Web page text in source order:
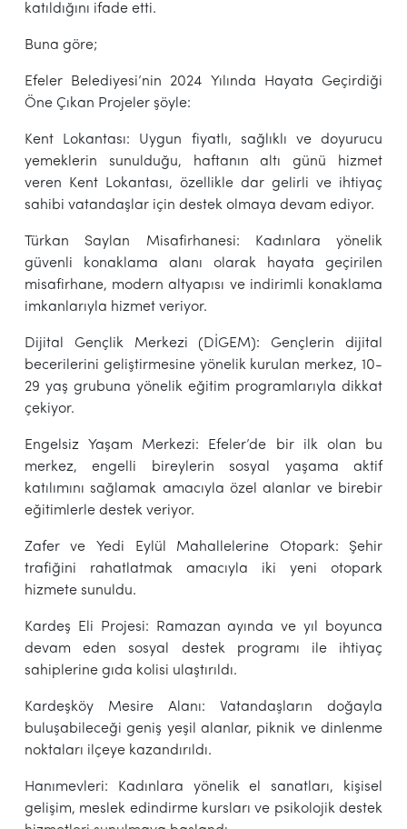
katıldığını ifade etti.
Buna göre;
Efeler Belediyesi’nin 2024 Yılında Hayata Geçirdiği
Öne Çıkan Projeler şöyle:
Kent Lokantası: Uygun fiyatlı, sağlıklı ve doyurucu
yemeklerin sunulduğu, haftanın altı günü hizmet
veren Kent Lokantası, özellikle dar gelirli ve ihtiyaç
sahibi vatandaşlar için destek olmaya devam ediyor.
Türkan Saylan Misafirhanesi: Kadınlara yönelik
güvenli konaklama alanı olarak hayata geçirilen
misafirhane, modern altyapısı ve indirimli konaklama
imkanlarıyla hizmet veriyor.
Dijital Gençlik Merkezi (DİGEM): Gençlerin dijital
becerilerini geliştirmesine yönelik kurulan merkez, 10-
29 yaş grubuna yönelik eğitim programlarıyla dikkat
çekiyor.
Engelsiz Yaşam Merkezi: Efeler’de bir ilk olan bu
merkez, engelli bireylerin sosyal yaşama aktif
katılımını sağlamak amacıyla özel alanlar ve birebir
eğitimlerle destek veriyor.
Zafer ve Yedi Eylül Mahallelerine Otopark: Şehir
trafiğini rahatlatmak amacıyla iki yeni otopark
hizmete sunuldu.
Kardeş Eli Projesi: Ramazan ayında ve yıl boyunca
devam eden sosyal destek programı ile ihtiyaç
sahiplerine gıda kolisi ulaştırıldı.
Kardeşköy Mesire Alanı: Vatandaşların doğayla
buluşabileceği geniş yeşil alanlar, piknik ve dinlenme
noktaları ilçeye kazandırıldı.
Hanımevleri: Kadınlara yönelik el sanatları, kişisel
gelişim, meslek edindirme kursları ve psikolojik destek